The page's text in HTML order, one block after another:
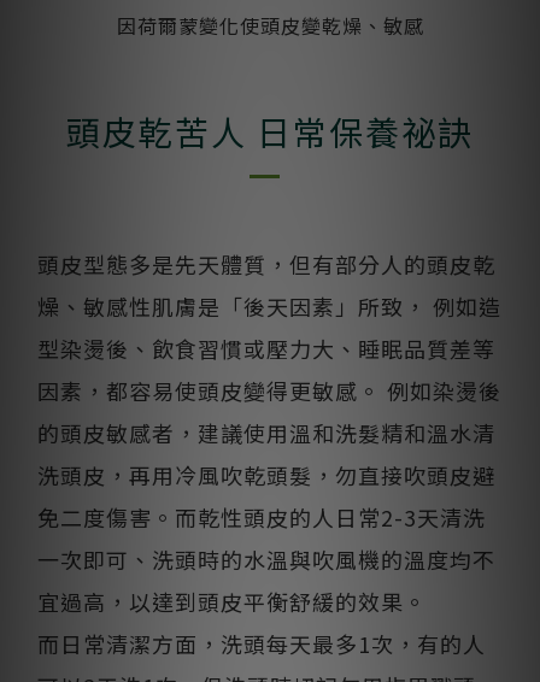
因荷爾蒙變化使頭皮變乾燥、敏感
頭皮乾苦人 日常保養祕訣
頭皮型態多是先天體質，但有部分人的頭皮乾
燥、敏感性肌膚是「後天因素」所致， 例如造
型染燙後、飲食習慣或壓力大、睡眠品質差等
因素，都容易使頭皮變得更敏感。 例如染燙後
的頭皮敏感者，建議使用溫和洗髮精和溫水清
洗頭皮，再用冷風吹乾頭髮，勿直接吹頭皮避
免二度傷害。而乾性頭皮的人日常2-3天清洗
一次即可、洗頭時的水溫與吹風機的溫度均不
宜過高，以達到頭皮平衡舒緩的效果。
而日常清潔方面，洗頭每天最多1次，有的人